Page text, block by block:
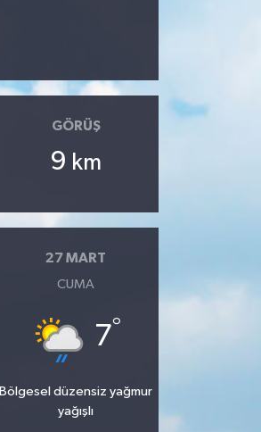
GÖRÜŞ
9 km
27 MART
CUMA
7°
Bölgesel düzensiz yağmur
yağışlı